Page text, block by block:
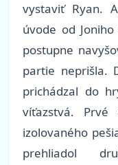
vystaviť Ryan.
úvode od
postupne
partie neprišla.
prichádzal do
víťazstvá.
izolovaného
prehliadol